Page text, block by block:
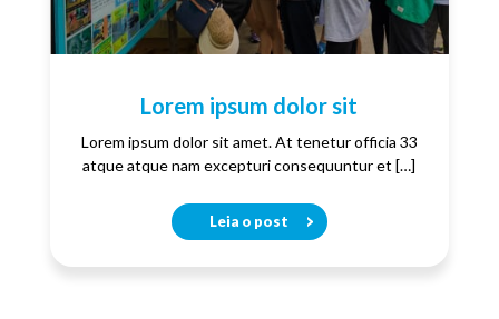
Lorem ipsum dolor sit
Lorem ipsum dolor sit amet. At tenetur officia 33
atque atque nam excepturi consequuntur et […]
Leia o post